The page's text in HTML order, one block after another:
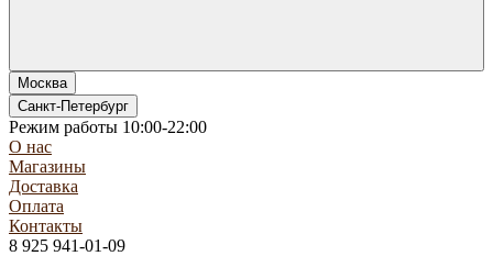
Москва
Санкт-Петербург
Режим работы 10:00-22:00
О нас
Магазины
Доставка
Оплата
Контакты
8 925 941-01-09